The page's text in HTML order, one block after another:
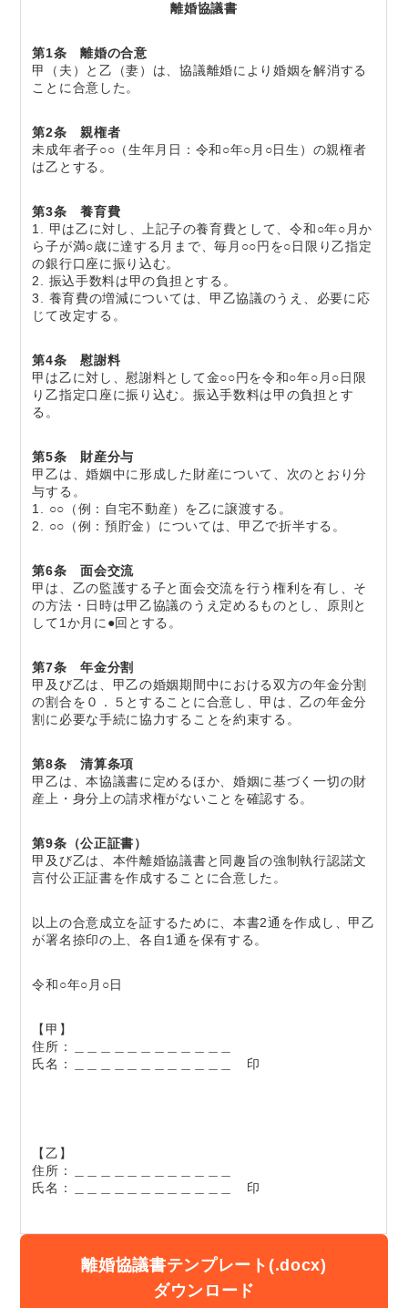
離婚協議書
第1条 離婚の合意
甲（夫）と乙（妻）は、協議離婚により婚姻を解消する
ことに合意した。
第2条 親権者
未成年者子○○（生年月日：令和○年○月○日生）の親権者
は乙とする。
第3条 養育費
1. 甲は乙に対し、上記子の養育費として、令和○年○月か
ら子が満○歳に達する月まで、毎月○○円を○日限り乙指定
の銀行口座に振り込む。
2. 振込手数料は甲の負担とする。
3. 養育費の増減については、甲乙協議のうえ、必要に応
じて改定する。
第4条 慰謝料
甲は乙に対し、慰謝料として金○○円を令和○年○月○日限
り乙指定口座に振り込む。振込手数料は甲の負担とす
る。
第5条 財産分与
甲乙は、婚姻中に形成した財産について、次のとおり分
与する。
1. ○○（例：自宅不動産）を乙に譲渡する。
2. ○○（例：預貯金）については、甲乙で折半する。
第6条 面会交流
甲は、乙の監護する子と面会交流を行う権利を有し、そ
の方法・日時は甲乙協議のうえ定めるものとし、原則と
して1か月に●回とする。
第7条 年金分割
甲及び乙は、甲乙の婚姻期間中における双方の年金分割
の割合を０．５とすることに合意し、甲は、乙の年金分
割に必要な手続に協力することを約束する。
第8条 清算条項
甲乙は、本協議書に定めるほか、婚姻に基づく一切の財
産上・身分上の請求権がないことを確認する。
第9条（公正証書）
甲及び乙は、本件離婚協議書と同趣旨の強制執行認諾文
言付公正証書を作成することに合意した。
以上の合意成立を証するために、本書2通を作成し、甲乙
が署名捺印の上、各自1通を保有する。
令和○年○月○日
【甲】
住所：＿＿＿＿＿＿＿＿＿＿＿＿
氏名：＿＿＿＿＿＿＿＿＿＿＿＿ 印
【乙】
住所：＿＿＿＿＿＿＿＿＿＿＿＿
氏名：＿＿＿＿＿＿＿＿＿＿＿＿ 印
離婚協議書テンプレート(.docx)
ダウンロード